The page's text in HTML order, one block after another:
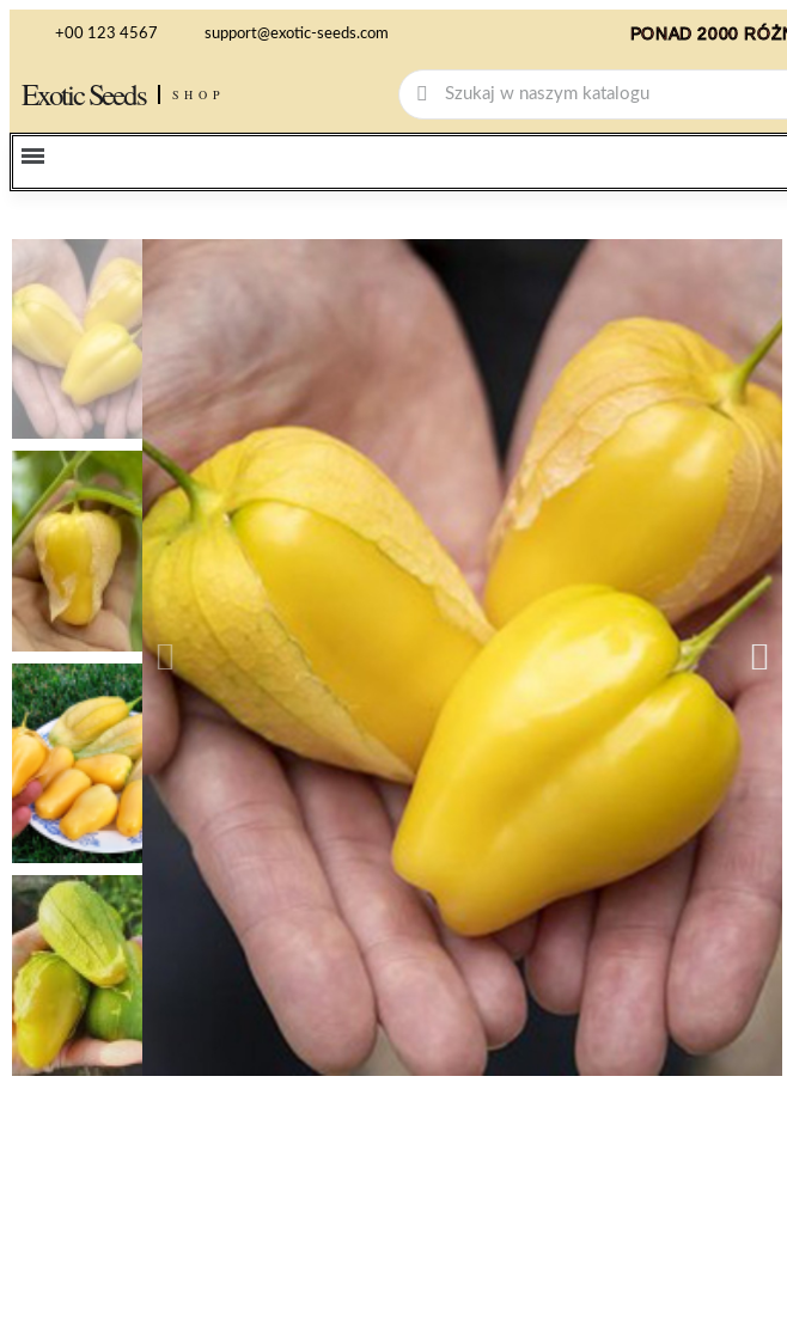
+00 123 4567 support@exotic-seeds.com PONAD 2000
Exotic Seeds SHOP